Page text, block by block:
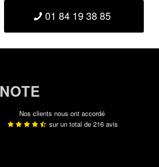
01 84 19 38 85
NOTE
Nos clients nous ont accordé
sur un total de 216avis